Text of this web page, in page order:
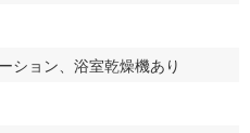
ション、浴室乾燥機あり